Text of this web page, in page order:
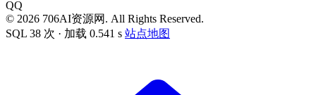
QQ
© 2026 706AI资源网. All Rights Reserved.
SQL 38 次 · 加载 0.541 s 站点地图